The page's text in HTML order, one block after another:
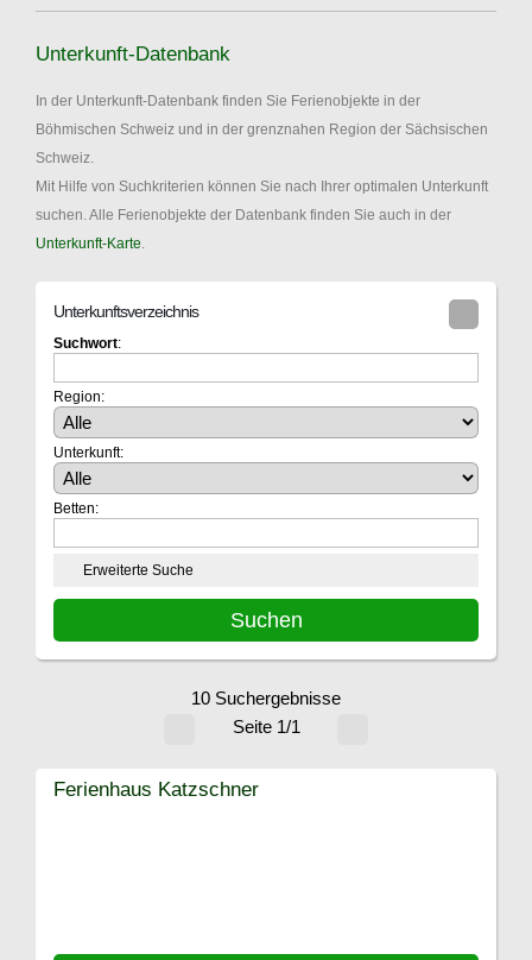
Unterkunft-Datenbank
In der Unterkunft-Datenbank finden Sie Ferienobjekte in der
Böhmischen Schweiz und in der grenznahen Region der Sächsischen
Schweiz.
Mit Hilfe von Suchkriterien können Sie nach Ihrer optimalen Unterkunft
suchen. Alle Ferienobjekte der Datenbank finden Sie auch in der
Unterkunft-Karte
Unterkunftsverzeichnis
Suchwort:
Region:
Unterkunft:
Betten:
Erweiterte Suche
10 Suchergebnisse
Seite 1/1
Ferienhaus Katzschner